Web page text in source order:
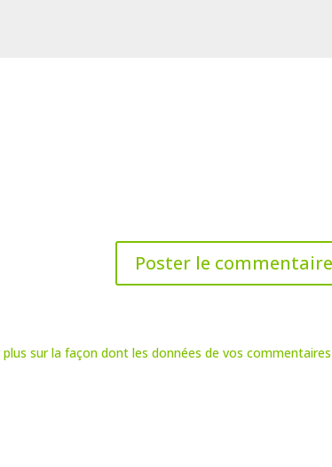
plus sur la façon dont les données de vos commentaires